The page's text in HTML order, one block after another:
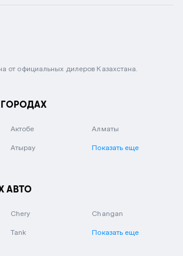
от официальных дилеров Казахстана.
Актобе Алматы
Атырау Показать еще
АВТО
Chery Changan
Tank Показать еще